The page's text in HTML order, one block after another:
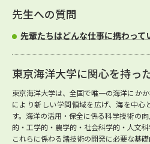
先生への質問
先輩たちはどんな仕事に携わって
東京海洋大学に関心を持っ
東京海洋大学は、全国で唯一の海洋にか
により新しい学問領域を広げ、海を中心
す。海洋の活用・保全に係る科学技術の
的・工学的・農学的・社会科学的・人文
これらに係わる諸技術の開発に必要な基